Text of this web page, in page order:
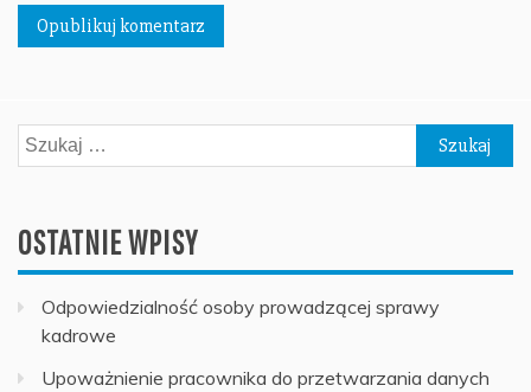
Szukaj:
OSTATNIE WPISY
Odpowiedzialność osoby prowadzącej sprawy
kadrowe
Upoważnienie pracownika do przetwarzania danych